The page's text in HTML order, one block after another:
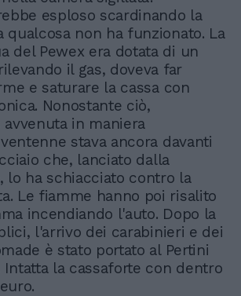
esploso scardinando la
qualcosa non ha funzionato. La
del Pewex era dotata di un
il gas, doveva far
e saturare la cassa con
Nonostante ciò,
in maniera
stava ancora davanti
che, lanciato dalla
lo ha schiacciato contro la
Le fiamme hanno poi risalito
incendiando l'auto. Dopo la
l'arrivo dei carabinieri e dei
è stato portato al Pertini
Intatta la cassaforte con dentro